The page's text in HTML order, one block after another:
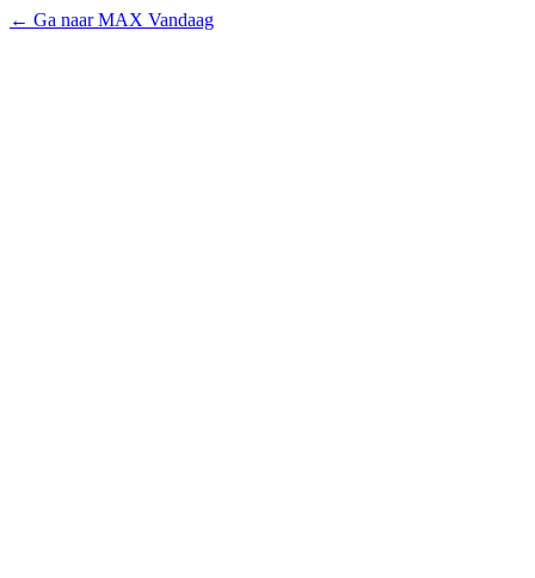
← Ga naar MAX Vandaag